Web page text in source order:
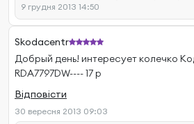
9 грудня 2013 14:50
Skodacentr
Добрый день! интересует колечко
RDA7797DW---- 17 р
Відповісти
30 вересня 2013 09:03